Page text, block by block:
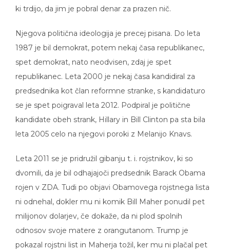
ki trdijo, da jim je pobral denar za prazen nič.
Njegova politična ideologija je precej pisana. Do leta
1987 je bil demokrat, potem nekaj časa republikanec,
spet demokrat, nato neodvisen, zdaj je spet
republikanec. Leta 2000 je nekaj časa kandidiral za
predsednika kot član reformne stranke, s kandidaturo
se je spet poigraval leta 2012. Podpiral je politične
kandidate obeh strank, Hillary in Bill Clinton pa sta bila
leta 2005 celo na njegovi poroki z Melanijo Knavs.
Leta 2011 se je pridružil gibanju t. i. rojstnikov, ki so
dvomili, da je bil odhajajoči predsednik Barack Obama
rojen v ZDA. Tudi po objavi Obamovega rojstnega lista
ni odnehal, dokler mu ni komik Bill Maher ponudil pet
milijonov dolarjev, če dokaže, da ni plod spolnih
odnosov svoje matere z orangutanom. Trump je
pokazal rojstni list in Maherja tožil, ker mu ni plačal pet